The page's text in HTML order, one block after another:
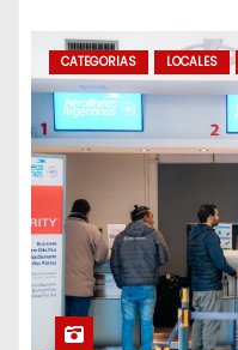
CATEGORIAS LOCALES